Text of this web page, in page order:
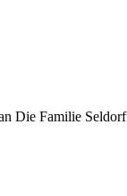
Die Familie Seldorf